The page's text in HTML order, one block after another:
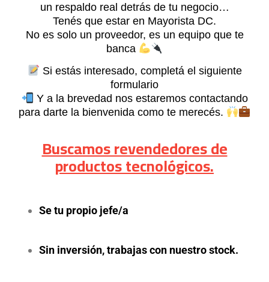
un respaldo real detrás de tu negocio…
Tenés que estar en Mayorista DC.
No es solo un proveedor, es un equipo que te
banca
Si estás interesado, completá el siguiente
formulario
Y a la brevedad nos estaremos contactando
para darte la bienvenida como te merecés.
Buscamos revendedores de
productos tecnológicos.
Se tu propio jefe/a
Sin inversión, trabajas con nuestro stock.